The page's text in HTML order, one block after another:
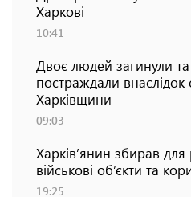
Харкові
10:41
Двоє людей загинули
постраждали внаслідок
Харківщини
09:03
Харків’янин збирав для
військові об’єкти та
19:25